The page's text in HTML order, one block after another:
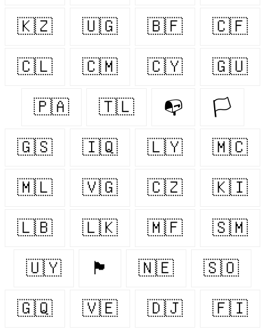
🇰🇿 🇺🇬 🇧🇫 🇨🇫
🇨🇱 🇨🇲 🇨🇾 🇬🇺
🇵🇦 🇹🇱 📭 🏳️‍
🇬🇸 🇮🇶 🇱🇾 🇲🇨
🇲🇱 🇻🇬 🇨🇿 🇰🇮
🇱🇧 🇱🇰 🇲🇫 🇸🇲
🇺🇾 🏴󠁧󠁢󠁷󠁬󠁳󠁿 🇳🇪 🇸🇴
🇬🇶 🇻🇪 🇩🇯 🇫🇮